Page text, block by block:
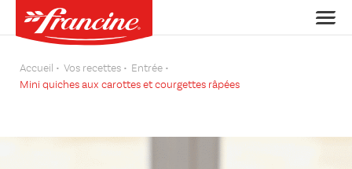
Accueil Vos recettes
Entrée
Mini quiches aux carottes et courgettes râpées